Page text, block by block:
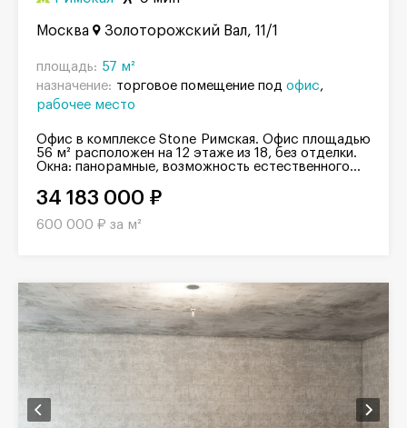
Москва Золоторожский Вал, 11/1
площадь: 57 м²
назначение: торговое помещение под офис
рабочее место
Офис в комплексе Stone Римская. Офис площадью
56 м² расположен на 12 этаже из 18, без отделки.
Окна: панорамные, возможность естественного...
34 183 000 ₽
600 000 ₽ за м²